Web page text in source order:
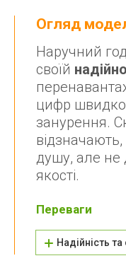
Огляд
Наручний
своїй
цифр швидко
занурення.
душу, але не
якості.
Переваги
Надійність та